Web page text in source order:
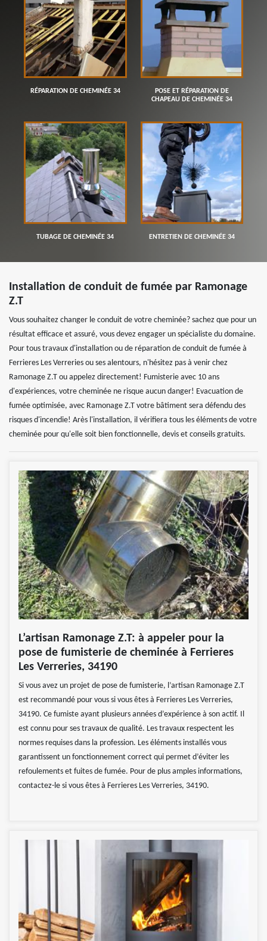
RÉPARATION DE CHEMINÉE 34
POSE ET RÉPARATION DE
CHAPEAU DE CHEMINÉE 34
TUBAGE DE CHEMINÉE 34 ENTRETIEN DE CHEMINÉE 34
Installation de conduit de fumée par Ramonage
Z.T
Vous souhaitez changer le conduit de votre cheminée? sachez que pour un
résultat efficace et assuré, vous devez engager un spécialiste du domaine.
Pour tous travaux d'installation ou de réparation de conduit de fumée à
Ferrieres Les Verreries ou ses alentours, n'hésitez pas à venir chez
Ramonage Z.T ou appelez directement! Fumisterie avec 10 ans
d'expériences, votre cheminée ne risque aucun danger! Evacuation de
fumée optimisée, avec Ramonage Z.T votre bâtiment sera défendu des
risques d'incendie! Arès l'installation, il vérifiera tous les éléments de votre
cheminée pour qu'elle soit bien fonctionnelle, devis et conseils gratuits.
L’artisan Ramonage Z.T: à appeler pour la
pose de fumisterie de cheminée à Ferrieres
Les Verreries, 34190
Si vous avez un projet de pose de fumisterie, l’artisan Ramonage Z.T
est recommandé pour vous si vous êtes à Ferrieres Les Verreries,
34190. Ce fumiste ayant plusieurs années d’expérience à son actif. Il
est connu pour ses travaux de qualité. Les travaux respectent les
normes requises dans la profession. Les éléments installés vous
garantissent un fonctionnement correct qui permet d’éviter les
refoulements et fuites de fumée. Pour de plus amples informations,
contactez-le si vous êtes à Ferrieres Les Verreries, 34190.